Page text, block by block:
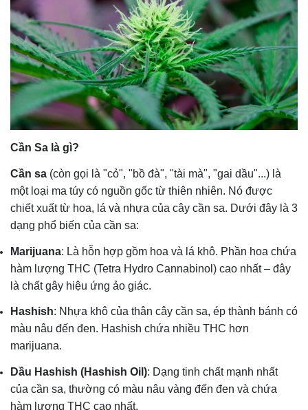
Cần Sa là gì?
Cần sa (còn gọi là "cỏ", "bồ đà", "tài mà", "gai dầu"...) là
một loại ma túy có nguồn gốc từ thiên nhiên. Nó được
chiết xuất từ hoa, lá và nhựa của cây cần sa. Dưới đây là 3
dạng phổ biến của cần sa:
Marijuana: Là hỗn hợp gồm hoa và lá khô. Phần hoa chứa
hàm lượng THC (Tetra Hydro Cannabinol) cao nhất – đây
là chất gây hiệu ứng ảo giác.
Hashish: Nhựa khô của thân cây cần sa, ép thành bánh có
màu nâu đến đen. Hashish chứa nhiều THC hơn
marijuana.
Dầu Hashish (Hashish Oil): Dạng tinh chất mạnh nhất
của cần sa, thường có màu nâu vàng đến đen và chứa
hàm lượng THC cao nhất.